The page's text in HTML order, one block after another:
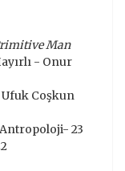
Man
- Onur
Ufuk Coşkun
Antropoloji- 23